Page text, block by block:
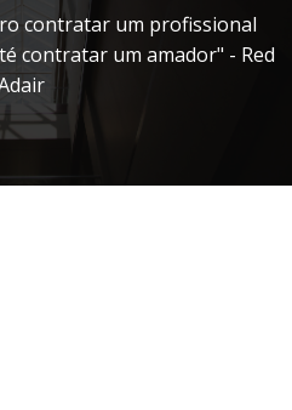
contratar um profissional
contratar um amador" - Red